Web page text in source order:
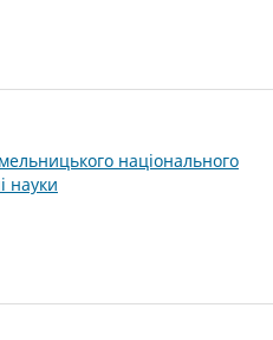
національного
науки